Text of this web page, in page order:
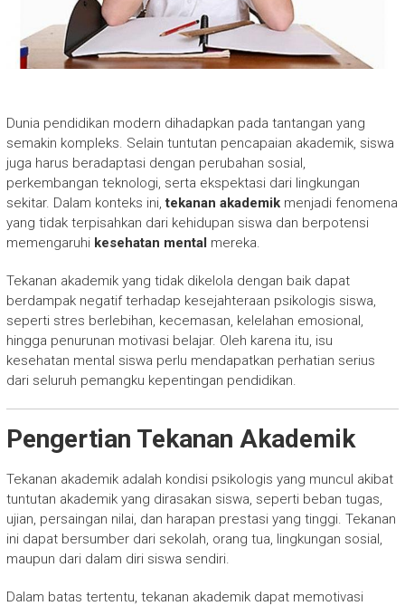
Dunia pendidikan modern dihadapkan pada tantangan yang
semakin kompleks. Selain tuntutan pencapaian akademik, siswa
juga harus beradaptasi dengan perubahan sosial,
perkembangan teknologi, serta ekspektasi dari lingkungan
sekitar. Dalam konteks ini,tekanan akademikmenjadi fenomena
yang tidak terpisahkan dari kehidupan siswa dan berpotensi
memengaruhi kesehatan mental mereka.
Tekanan akademik yang tidak dikelola dengan baik dapat
berdampak negatif terhadap kesejahteraan psikologis siswa,
seperti stres berlebihan, kecemasan, kelelahan emosional,
hingga penurunan motivasi belajar. Oleh karena itu, isu
kesehatan mental siswa perlu mendapatkan perhatian serius
dari seluruh pemangku kepentingan pendidikan.
Pengertian Tekanan Akademik
Tekanan akademik adalah kondisi psikologis yang muncul akibat
tuntutan akademik yang dirasakan siswa, seperti beban tugas,
ujian, persaingan nilai, dan harapan prestasi yang tinggi. Tekanan
ini dapat bersumber dari sekolah, orang tua, lingkungan sosial,
maupun dari dalam diri siswa sendiri.
Dalam batas tertentu, tekanan akademik dapat memotivasi